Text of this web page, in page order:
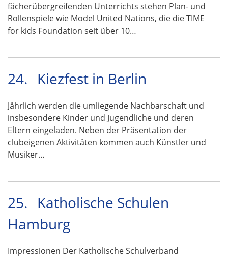
fächerübergreifenden Unterrichts stehen Plan- und
Rollenspiele wie Model United Nations, die die TIME
for kids Foundation seit über 10…
24. Kiezfest in Berlin
Jährlich werden die umliegende Nachbarschaft und
insbesondere Kinder und Jugendliche und deren
Eltern eingeladen. Neben der Präsentation der
clubeigenen Aktivitäten kommen auch Künstler und
Musiker…
25. Katholische Schulen
Hamburg
Impressionen Der Katholische Schulverband